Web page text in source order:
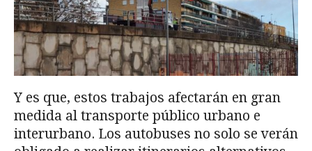
Y es que, estos trabajos afectarán en gran
medida al transporte público urbano e
interurbano. Los autobuses no solo se verán